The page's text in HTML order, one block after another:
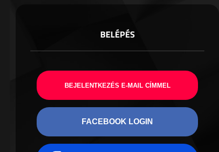
BELÉPÉS
BEJELENTKEZÉS E-MAIL CÍMMEL
FACEBOOK LOGIN